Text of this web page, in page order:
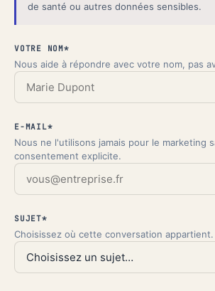
de santé ou autres données sensibles.
VOTRE NOM*
Nous aide à répondre avec votre nom, pas
E-MAIL*
Nous ne l'utilisons jamais pour le marketing
consentement explicite.
SUJET*
Choisissez où cette conversation appartient.